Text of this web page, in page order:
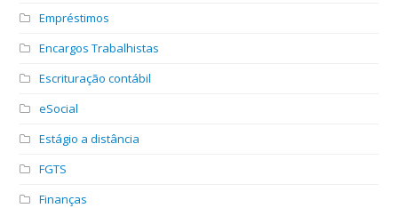
Empréstimos
Encargos Trabalhistas
Escrituração contábil
eSocial
Estágio a distância
FGTS
Finanças